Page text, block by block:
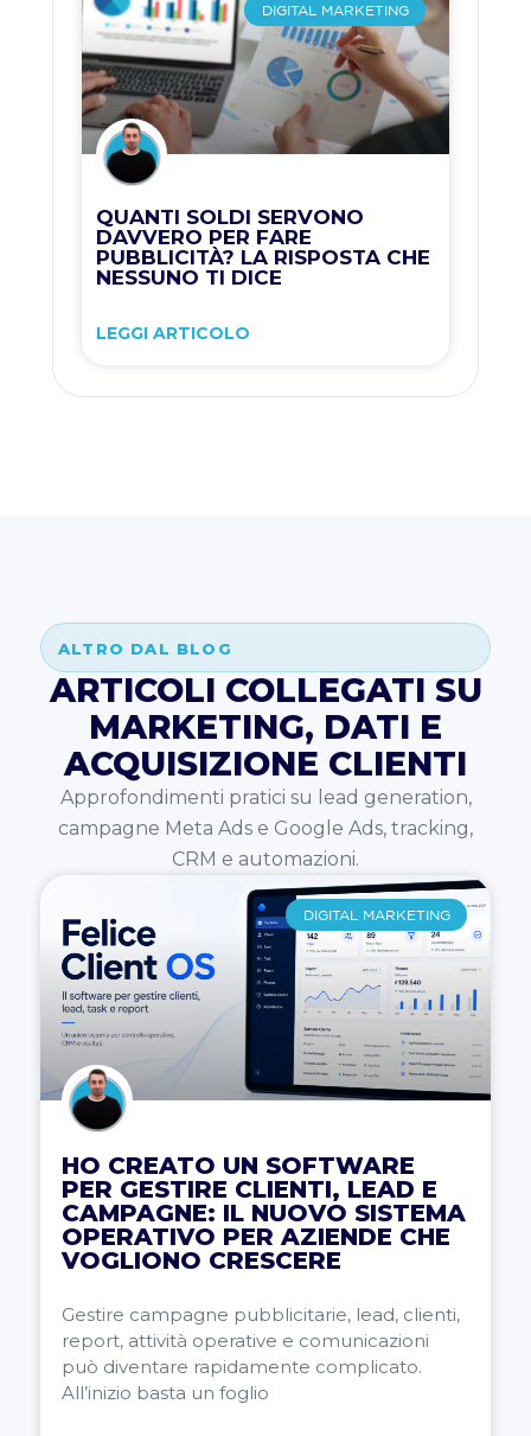
DIGITAL MARKETING
QUANTI SOLDI SERVONO
DAVVERO PER FARE
PUBBLICITÀ? LA RISPOSTA CHE
NESSUNO TI DICE
LEGGI ARTICOLO
ALTRO DAL BLOG
ARTICOLI COLLEGATI SU
MARKETING, DATI E
ACQUISIZIONE CLIENTI
Approfondimenti pratici su lead generation,
campagne Meta Ads e Google Ads, tracking,
CRM e automazioni.
DIGITAL MARKETING
HO CREATO UN SOFTWARE
PER GESTIRE CLIENTI, LEAD E
CAMPAGNE: IL NUOVO SISTEMA
OPERATIVO PER AZIENDE CHE
VOGLIONO CRESCERE
Gestire campagne pubblicitarie, lead, clienti,
report, attività operative e comunicazioni
può diventare rapidamente complicato.
All’inizio basta un foglio